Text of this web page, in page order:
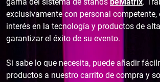
exclusivamente con personal competente,
interés en la tecnología y productos de
garantizar el éxito de su evento.
Si sabe lo que necesita, puede añadir
productos a nuestro carrito de compra y